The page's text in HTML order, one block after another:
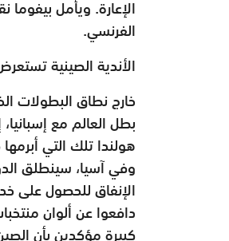
الفرنسي.
الأندية الصينية
خارج نطاق البطولات
بطل العالم مع
هولندا تلك التي
وفي آسيا، سينطلق
الإنفاق للحصول على
كبيرة مؤكدين بأن